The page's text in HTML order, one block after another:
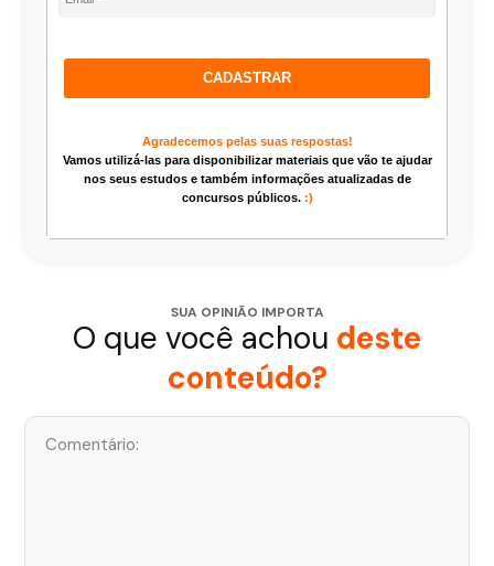
CADASTRAR
Agradecemos pelas suas respostas!
Vamos utilizá-las para disponibilizar materiais que vão te ajudar
nos seus estudos e também informações atualizadas de
concursos públicos. :)
SUA OPINIÃO IMPORTA
O que você achou deste
conteúdo?